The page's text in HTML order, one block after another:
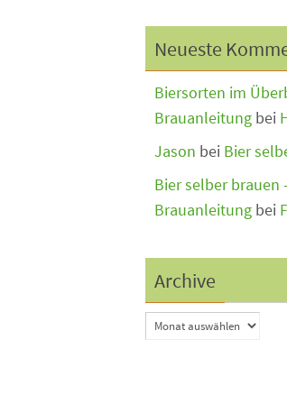
Neueste
Biersorten im
Brauanleitung bei
Jason bei Bier
Bier selber brauen
Brauanleitung bei
Archive